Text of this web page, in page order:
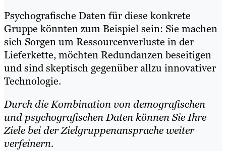
Psychografische Daten für diese konkrete
Gruppe könnten zum Beispiel sein: Sie machen
sich Sorgen um Ressourcenverluste in der
Lieferkette, möchten Redundanzen beseitigen
und sind skeptisch gegenüber allzu innovativer
Technologie.
Durch die Kombination von demografischen
und psychografischen Daten können Sie Ihre
Ziele bei der Zielgruppenansprache weiter
verfeinern.